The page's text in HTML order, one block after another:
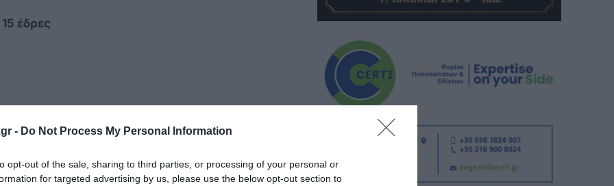
- Do Not Process My Personal Information
opt-out of the sale, sharing to third parties, or processing of your personal or
for targeted advertising by us, please use the below opt-out section to
έδρες
χαμηλά, ενώ ο «κανένας» ως απάντηση
καταγράφει το εντυπωσιακό
των πολιτών από το πολιτικό